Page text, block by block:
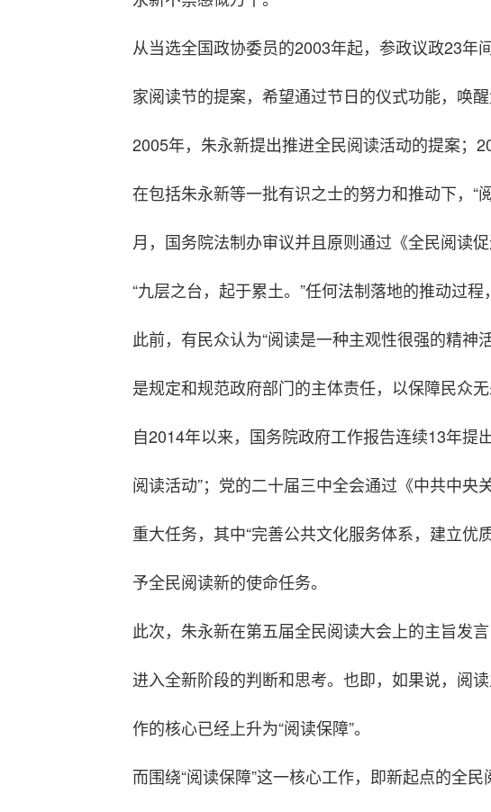
从当选全国政协委员的2003年起，参政议政23年
家阅读节的提案，希望通过节日的仪式功能，唤
2005年，朱永新提出推进全民阅读活动的提案；
在包括朱永新等一批有识之士的努力和推动下，
月，国务院法制办审议并且原则通过《全民阅读
“九层之台，起于累土。”任何法制落地的推动过
此前，有民众认为“阅读是一种主观性很强的精
是规定和规范政府部门的主体责任，以保障民众
自2014年以来，国务院政府工作报告连续13年提
阅读活动”；党的二十届三中全会通过《中共中
重大任务，其中“完善公共文化服务体系，建立
予全民阅读新的使命任务。
此次，朱永新在第五届全民阅读大会上的主旨发
进入全新阶段的判断和思考。也即，如果说，阅
作的核心已经上升为“阅读保障”。
而围绕“阅读保障”这一核心工作，即新起点的全